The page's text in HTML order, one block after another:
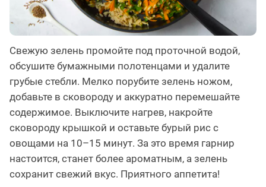
Свежую зелень промойте под проточной водой,
обсушите бумажными полотенцами и удалите
грубые стебли. Мелко порубите зелень ножом,
добавьте в сковороду и аккуратно перемешайте
содержимое. Выключите нагрев, накройте
сковороду крышкой и оставьте бурый рис с
овощами на 10–15 минут. За это время гарнир
настоится, станет более ароматным, а зелень
сохранит свежий вкус. Приятного аппетита!